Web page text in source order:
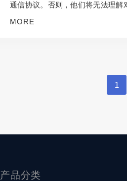
通信协议。否则，他们将无法理解
MORE
1
产品分类